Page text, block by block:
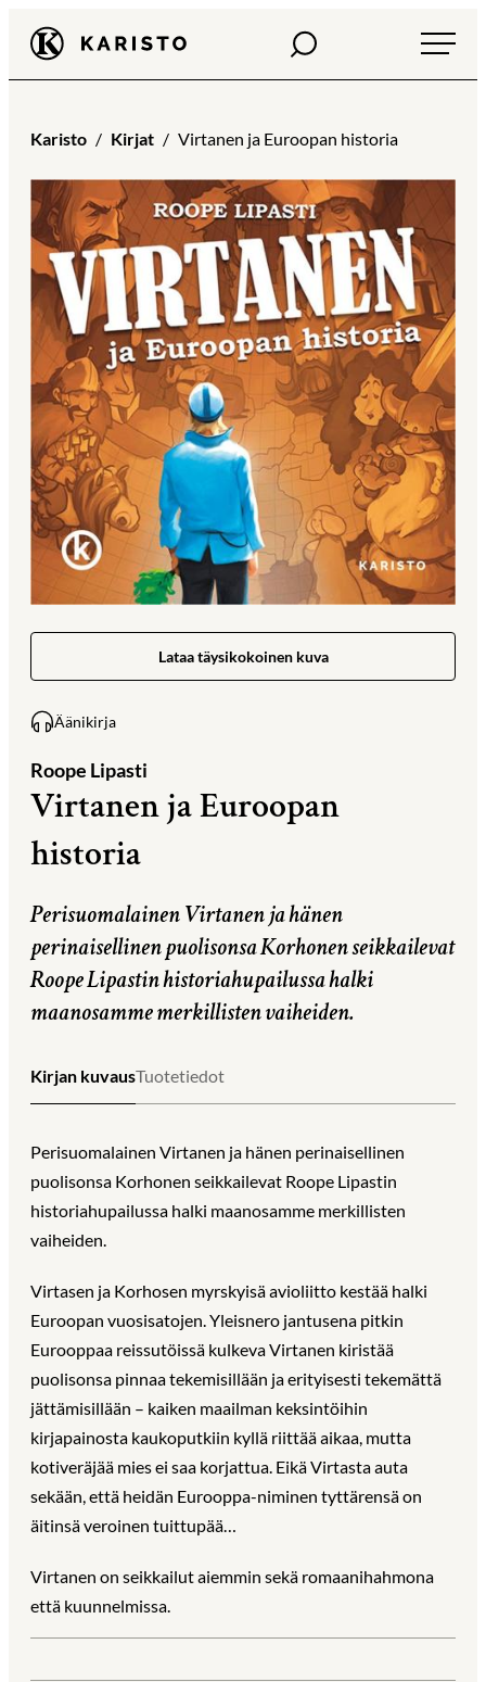
Siirry
suoraan
sisältöön
Karisto Haku
Karisto Kirjat Virtanen ja Euroopan historia
Lataa täysikokoinen kuva
Äänikirja
Roope Lipasti
Virtanen ja Euroopan
historia
Perisuomalainen Virtanen ja hänen
perinaisellinen puolisonsa Korhonen seikkailevat
Roope Lipastin historiahupailussa halki
maanosamme merkillisten vaiheiden.
Kirjan kuvausTuotetiedot
Perisuomalainen Virtanen ja hänen perinaisellinen
puolisonsa Korhonen seikkailevat Roope Lipastin
historiahupailussa halki maanosamme merkillisten
vaiheiden.
Virtasen ja Korhosen myrskyisä avioliitto kestää halki
Euroopan vuosisatojen. Yleisnero jantusena pitkin
Eurooppaa reissutöissä kulkeva Virtanen kiristää
puolisonsa pinnaa tekemisillään ja erityisesti tekemättä
jättämisillään – kaiken maailman keksintöihin
kirjapainosta kaukoputkiin kyllä riittää aikaa, mutta
kotiveräjää mies ei saa korjattua. Eikä Virtasta auta
sekään, että heidän Eurooppa-niminen tyttärensä on
äitinsä veroinen tuittupää…
Virtanen on seikkailut aiemmin sekä romaanihahmona
että kuunnelmissa.